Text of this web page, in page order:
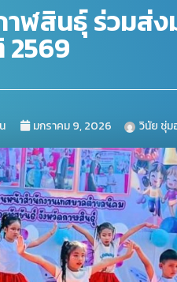
ฬสินธุ์ ร่วมส่
2569
มกราคม 9, 2026 วินัย ชุ่